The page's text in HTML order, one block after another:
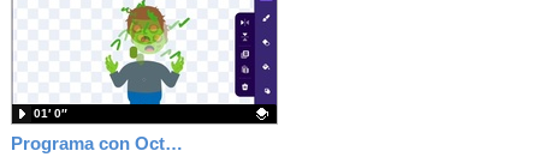
Programa con OctoStudio, un juego homenajeando al House of the dead con Zombies
01′ 0″